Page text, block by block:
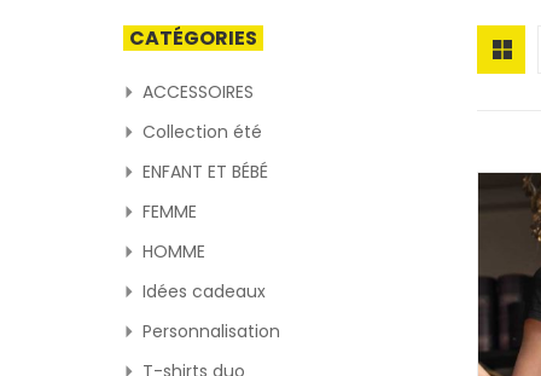
CATÉGORIES
ACCESSOIRES
Collection été
ENFANT ET BÉBÉ
FEMME
HOMME
Idées cadeaux
Personnalisation
T-shirts duo